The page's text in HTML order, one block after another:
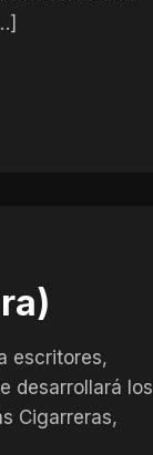
escritores,
desarrollará los
Cigarreras,